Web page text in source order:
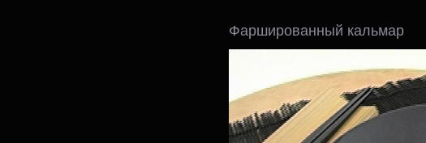
Фаршированный кальмар